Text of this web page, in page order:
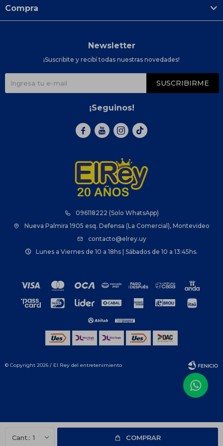
1 COMPRAR
096118222 (Solo WhatsApp)
Nueva Palmira 1905 esq. Defensa (La Comercial), Montevideo
contacto@elrey.uy
Lunes a Viernes de 10 a 18hs | Sábados de 10 a 13:45hs.
Compra
Newsletter
¡Suscribite y recibí todas nuestras novedades!
SUSCRIBIRME
¡Seguinos!
  
© Copyright 2026 / El Rey del entretenimiento